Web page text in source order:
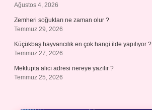
Ağustos 4, 2026
Zemheri soğukları ne zaman olur ?
Temmuz 29, 2026
Küçükbaş hayvancılık en çok hangi ilde yapılıyor ?
Temmuz 27, 2026
Mektupta alıcı adresi nereye yazılır ?
Temmuz 25, 2026